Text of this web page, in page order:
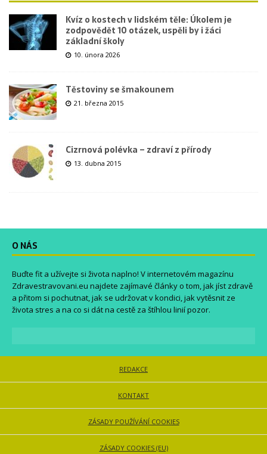
Kvíz o kostech v lidském těle: Úkolem je
zodpovědět 10 otázek, uspěli by i žáci
základní školy
10. února 2026
Těstoviny se šmakounem
21. března 2015
Cizrnová polévka – zdraví z přírody
13. dubna 2015
O NÁS
Buďte fit a užívejte si života naplno! V internetovém magazínu
Zdravestravovani.eu najdete zajímavé články o tom, jak jíst zdravě
a přitom si pochutnat, jak se udržovat v kondici, jak vytěsnit ze
života stres a na co si dát na cestě za štíhlou linií pozor.
REDAKCE
KONTAKT
ZÁSADY POUŽÍVÁNÍ COOKIES
ZÁSADY COOKIES (EU)